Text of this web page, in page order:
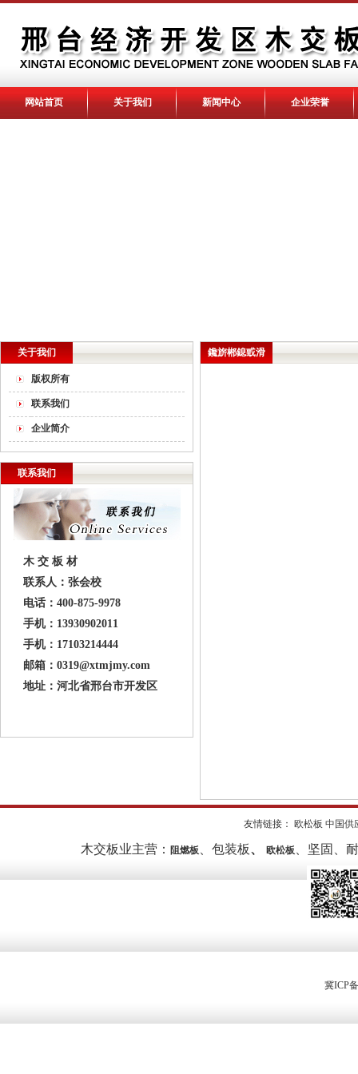
网站首页 关于我们 新闻中心 企业荣誉
关于我们
版权所有
联系我们
企业简介
联系我们
木 交 板 材
联系人：张会校
电话：400-875-9978
手机：13930902011
手机：17103214444
邮箱：0319@xtmjmy.com
地址：河北省邢台市开发区
鑱旂郴鎴戜滑
友情链接： 欧松板 中国供
木交板业主营： 阻燃板 包装板、 欧松板 、坚固
冀ICP